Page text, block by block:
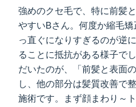
強めのクセ毛で、特に前髪
やすいBさん。何度か縮毛
っ直ぐになりすぎるのが逆
ることに抵抗がある様子で
だいたのが、「前髪と表面
し、他の部分は髪質改善で
施術です。まず顔まわり～